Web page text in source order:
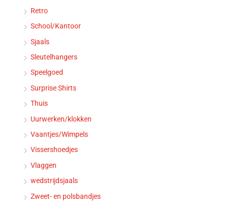
Retro
School/Kantoor
Sjaals
Sleutelhangers
Speelgoed
Surprise Shirts
Thuis
Uurwerken/klokken
Vaantjes/Wimpels
Vissershoedjes
Vlaggen
wedstrijdsjaals
Zweet- en polsbandjes